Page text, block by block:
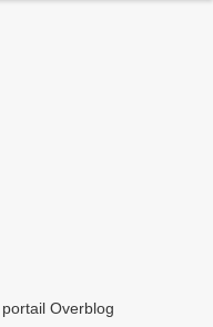
Overblog